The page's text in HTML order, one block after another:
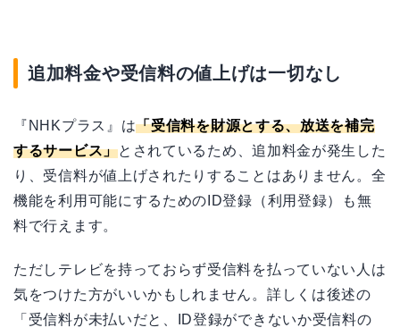
追加料金や受信料の値上げは一切なし
『NHKプラス』は「受信料を財源とする、放送を補完
するサービス」とされているため、追加料金が発生した
り、受信料が値上げされたりすることはありません。全
機能を利用可能にするためのID登録（利用登録）も無
料で行えます。
ただしテレビを持っておらず受信料を払っていない人は
気をつけた方がいいかもしれません。詳しくは後述の
「受信料が未払いだと、ID登録ができないか受信料の